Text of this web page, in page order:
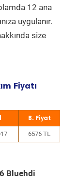
12 ana
uygulanır.
size
Fiyatı
6576 TL
Bluehdi